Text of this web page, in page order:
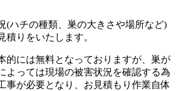
(ハチの種類、巣の大きさや場所など)
積りをいたします。
的には無料となっておりますが、巣が
よっては現場の被害状況を確認する為
事が必要となり、お見積もり作業自体